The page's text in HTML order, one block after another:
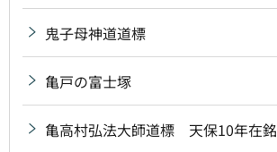
鬼子母神道道標
亀戸の富士塚
亀高村弘法大師道標 天保10年在銘